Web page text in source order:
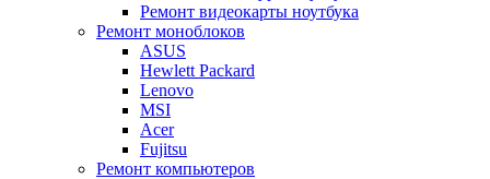
Ремонт видеокарты ноутбука
Ремонт моноблоков
ASUS
Hewlett Packard
Lenovo
MSI
Acer
Fujitsu
Ремонт компьютеров